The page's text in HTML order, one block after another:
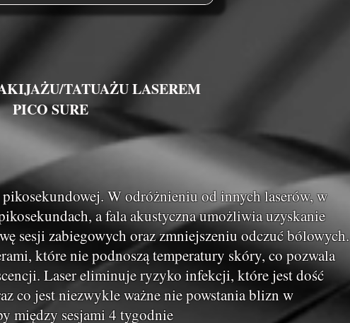
TATUAŻU LASEREM
PICO SURE
W odróżnieniu od innych laserów, w
a fala akustyczna umożliwia uzyskanie
sesji zabiegowych oraz zmniejszeniu odczuć bólowych.
które nie podnoszą temperatury skóry, co pozwala
Laser eliminuje ryzyko infekcji, które jest dość
co jest niezwykle ważne nie powstania blizn w
między sesjami 4 tygodnie